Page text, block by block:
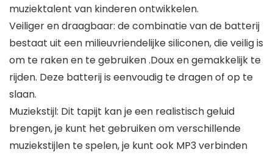
muziektalent van kinderen ontwikkelen.
Veiliger en draagbaar: de combinatie van de batterij
bestaat uit een milieuvriendelijke siliconen, die veilig is
om te raken en te gebruiken .Doux en gemakkelijk te
rijden. Deze batterij is eenvoudig te dragen of op te
slaan.
Muziekstijl: Dit tapijt kan je een realistisch geluid
brengen, je kunt het gebruiken om verschillende
muziekstijlen te spelen, je kunt ook MP3 verbinden